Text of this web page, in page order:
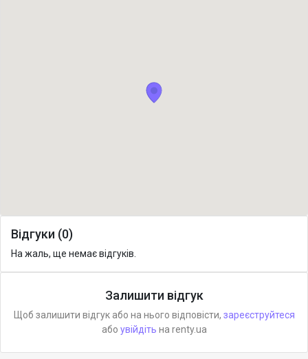
Відгуки (0)
На жаль, ще немає відгуків.
Залишити відгук
Щоб залишити відгук або на нього відповісти, зареєструйтеся
або увійдіть на renty.ua